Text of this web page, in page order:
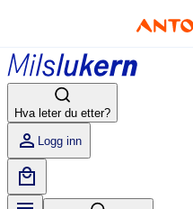
Hva leter du etter?
Logg inn